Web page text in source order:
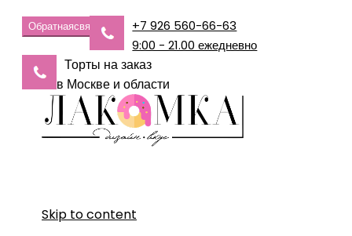
Обратнаясвязь
+7 926 560-66-63
9:00 - 21.00 ежедневно
Торты на заказ
в Москве и области
Skip to content